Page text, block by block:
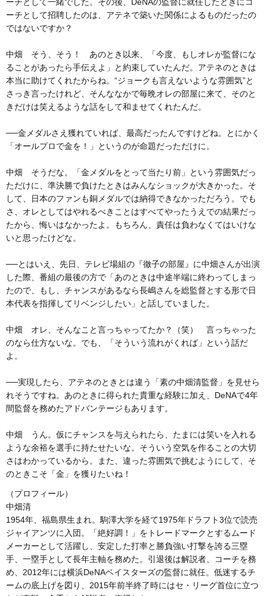
ーチとして招聘したのは、アテネで築いた関係によるものだったの
ではないですか？
中畑 そう、そう！ あのとき以来、「今度、もしオレが監督にな
ることがあったら手伝えよ」と約束していたんだ。アテネのときは
本当に助けてくれたからね。“ジョークも言えないような雰囲気”と
さっき言ったけれど、そんななかで毎晩オレの部屋に来て、そのと
きだけは笑えるような話をして和ませてくれたんだ。
──金メダルさえ獲れていれば、最高だったんですけどね。とにかく
「オールプロで金を！」というのが命題だっただけに。
中畑 そうだな。「金メダルをとって当たり前」という雰囲気だっ
ただけに、準決勝で負けたときはみんなショックが大きかった。そ
して、日本のファンも銅メダルでは納得できなかっただろう。でも
さ、オレとしてはやれるべきことはすべてやったうえでの結果だっ
たから、悔いはなかったよ。もちろん、責任は負わなくてはいけな
いと思ったけどな。
──とはいえ、先日、テレビ場組の『徹子の部屋』に中畑さんが出演
した際、番組の最後の方で「あのときは中途半端に終わってしまっ
たので、もし、チャンスがあるなら長嶋さんを総監督とする形で日
本代表を指揮してリベンジしたい」と話していました。
中畑 オレ、そんなこと言っちゃってたか？（笑） 言っちゃった
のなら仕方ないな。でも、「そういう流れがくれば」という話だ
よ。
──実現したら、アテネのときとは違う「素の中畑清監督」を見せら
れそうですね。あのときに得られた貴重な経験に加え、DeNAで4年
間監督を務めたアドバンテージもあります。
中畑 うん。仮にチャンスを与えられたら、たまには笑いを入れる
ような余裕を選手に持たせたいな。そういう空気を作ることの大切
さはわかっているから。また、違った雰囲気で挑むようにして、そ
のときこそ「金」を獲りたいね！
（プロフィール）
中畑清
1954年、福島県生まれ。駒澤大学を経て1975年ドラフト3位で読売
ジャイアンツに入団。「絶好調！」をトレードマークとするムード
メーカーとして活躍し、安定した打率と勝負強い打撃を誇る三塁
手、一塁手として長年主軸を務めた。引退後は解説者、コーチを務
め、2012年には横浜DeNAベイスターズの監督に就任。低迷するチ
ームの底上げを図り、2015年前半終了時にはセ・リーグ首位に立つ